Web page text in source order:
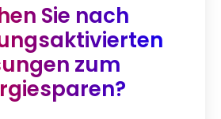
Sie nach
zum